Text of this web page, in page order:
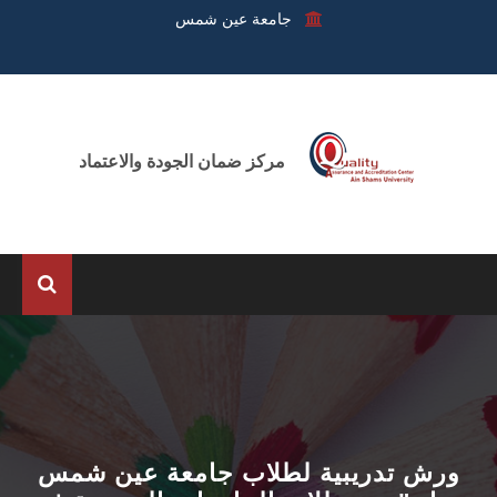
جامعة عين شمس
الرئيسية
الوحدات
ورش تدريبية لطلاب جامعة عين شمس